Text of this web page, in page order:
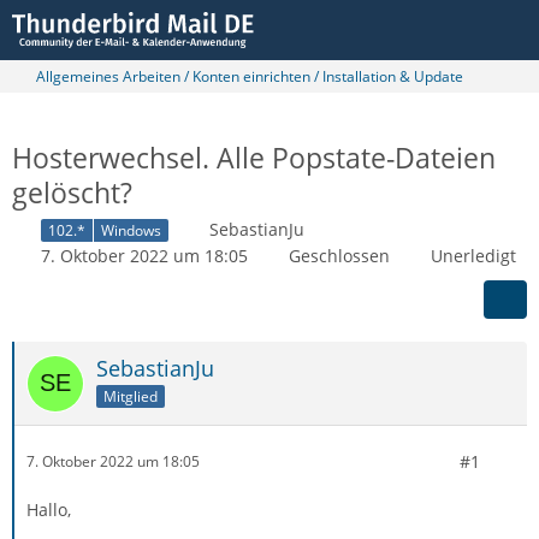
Allgemeines Arbeiten / Konten einrichten / Installation & Update
Hosterwechsel. Alle Popstate-Dateien
gelöscht?
102.* Windows
SebastianJu
7. Oktober 2022 um 18:05
Geschlossen Unerledigt
SebastianJu
Mitglied
7. Oktober 2022 um 18:05 #1
Hallo,